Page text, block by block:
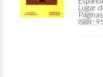
Lugar
ISBN :